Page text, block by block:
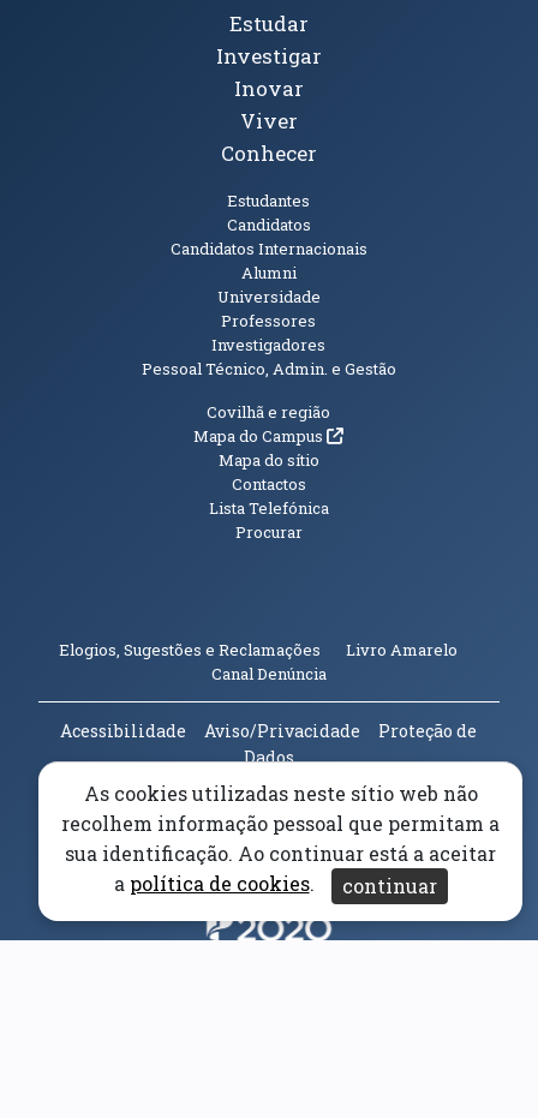
Tópicos Principais
Estudar
Investigar
Inovar
Viver
Conhecer
Estudantes
Candidatos
Candidatos Internacionais
Alumni
Universidade
Professores
Investigadores
Pessoal Técnico, Admin. e Gestão
Informações Adicionais
Covilhã e região
Mapa do Campus(abre em nova janela)
Mapa do sítio
Contactos
Lista Telefónica
Procurar
Elogios, Sugestões e Reclamações Livro Amarelo
Canal Denúncia(abre em nova janela)
Acessibilidade Aviso/Privacidade
Proteção de
Dados
Universidade da Beira Interior© 2026
Parceiros e Financiadores(abre em nova janela)
As cookies utilizadas neste sítio web não
recolhem informação pessoal que permitam a
sua identificação. Ao continuar está a aceitar
a política de cookies. continuar